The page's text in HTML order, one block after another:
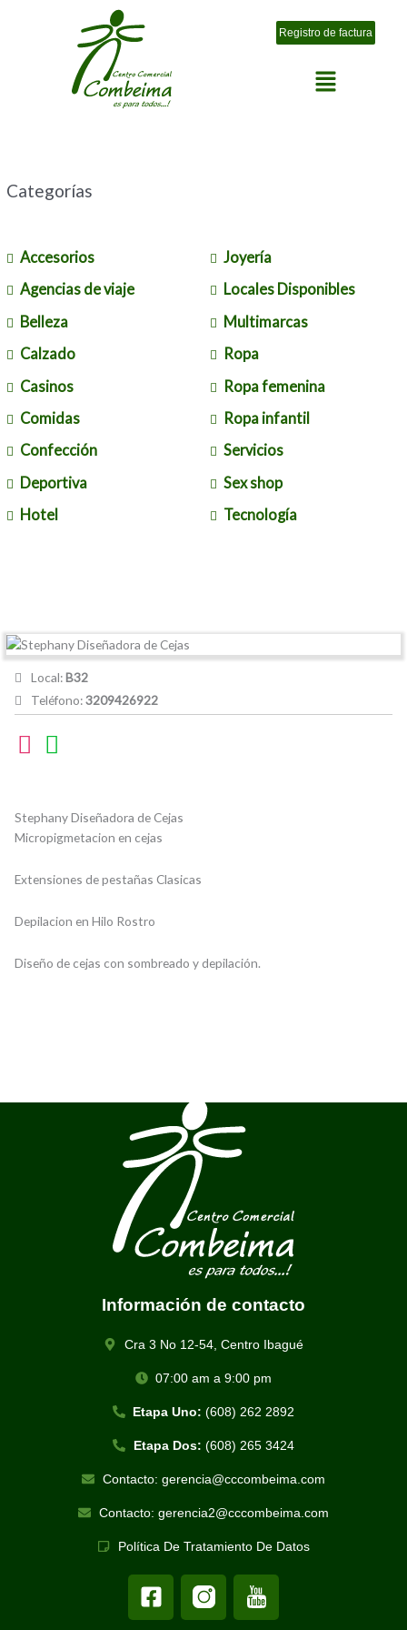
Registro de factura
Menú
Categorías
Accesorios
Agencias de viaje
Belleza
Calzado
Casinos
Comidas
Confección
Deportiva
Hotel
Joyería
Locales Disponibles
Multimarcas
Ropa
Ropa femenina
Ropa infantil
Servicios
Sex shop
Tecnología
Local:B32
Teléfono:3209426922
Stephany Diseñadora de Cejas
Micropigmetacion en cejas
Extensiones de pestañas Clasicas
Depilacion en Hilo Rostro
Diseño de cejas con sombreado y depilación.
Información de contacto
Cra 3 No 12-54, Centro Ibagué
07:00 am a 9:00 pm
Etapa Uno: (608) 262 2892
Etapa Dos: (608) 265 3424
Contacto: gerencia@cccombeima.com
Contacto: gerencia2@cccombeima.com
Política De Tratamiento De Datos
F
a